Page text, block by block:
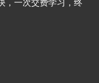
，一次交费学习，终